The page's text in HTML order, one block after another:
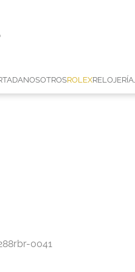
NOSOTROSROLEXRELOJERÍA
0041